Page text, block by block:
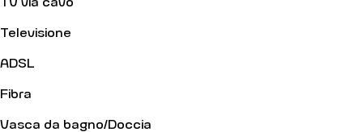
Televisione
ADSL
Fibra
Vasca da bagno/Doccia